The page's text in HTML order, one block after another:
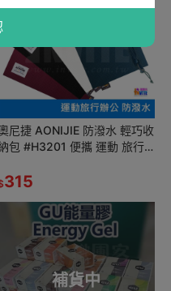
尼捷 AONIJIE 防潑水 輕巧收
包 #H3201 便攜 運動 旅行
315
補貨中